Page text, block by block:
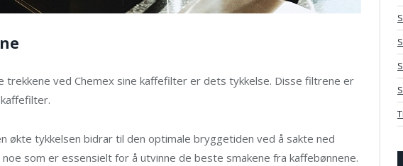
trekkene ved Chemex sine kaffefilter er dets tykkelse. Disse filtrene er
økte tykkelsen bidrar til den optimale bryggetiden ved å sakte ned
som er essensielt for å utvinne de beste smakene fra kaffebønnene.